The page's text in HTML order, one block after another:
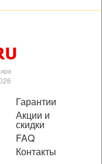
Гарантии
Акции и
скидки
FAQ
Контакты